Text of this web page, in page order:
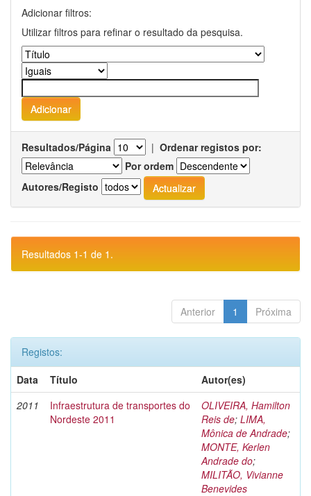
Adicionar filtros:
Utilizar filtros para refinar o resultado da pesquisa.
Resultados/Página | Ordenar registos por:
Por ordem
Autores/Registo
Resultados 1-1 de 1.
Anterior 1 Próxima
Registos:
Data
Título
Autor(es)
2011
Infraestrutura de transportes do
Nordeste 2011
OLIVEIRA, Hamilton
Reis de; LIMA,
Mônica de Andrade;
MONTE, Kerlen
Andrade do;
MILITÃO, Vivianne
Benevides